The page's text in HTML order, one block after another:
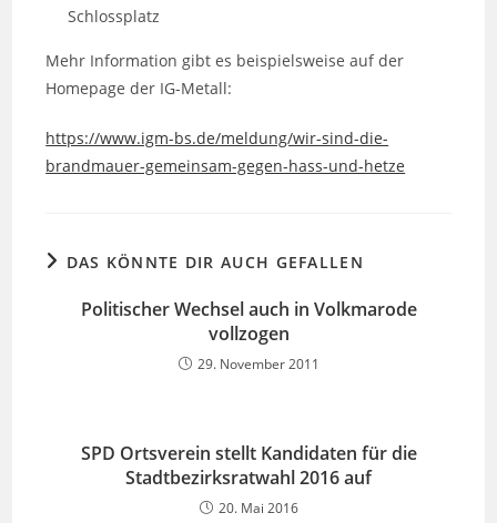
Schlossplatz
Mehr Information gibt es beispielsweise auf der
Homepage der IG-Metall:
https://www.igm-bs.de/meldung/wir-sind-die-
brandmauer-gemeinsam-gegen-hass-und-hetze
DAS KÖNNTE DIR AUCH GEFALLEN
Politischer Wechsel auch in Volkmarode
vollzogen
29. November 2011
SPD Ortsverein stellt Kandidaten für die
Stadtbezirksratwahl 2016 auf
20. Mai 2016